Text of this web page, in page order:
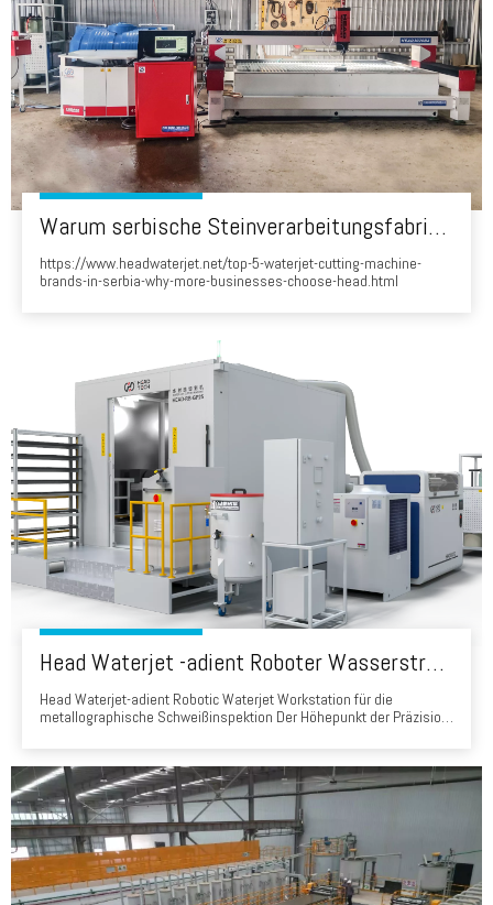
Warum serbische Steinverarbeitungsfabriken den von Chinien hergestellten 'Kopf' WaterJet wählen
https://www.headwaterjet.net/top-5-waterjet-cutting-machine-
brands-in-serbia-why-more-businesses-choose-head.html
Head Waterjet -adient Roboter Wasserstrahl Workstation für die metallographische Schweißinspektion
Head Waterjet-adient Robotic Waterjet Workstation für die
metallographische Schweißinspektion Der Höhepunkt der Präzision
Schneidlösung